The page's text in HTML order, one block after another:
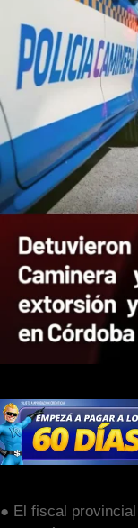
● El fiscal